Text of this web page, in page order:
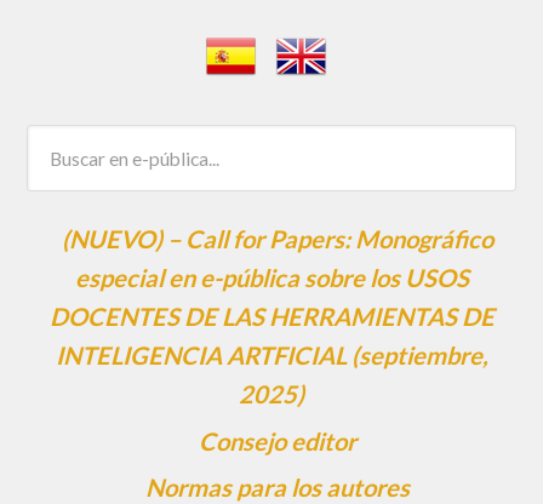
(NUEVO) – Call for Papers: Monográfico
especial en e-pública sobre los USOS
DOCENTES DE LAS HERRAMIENTAS DE
INTELIGENCIA ARTFICIAL (septiembre,
2025)
Consejo editor
Normas para los autores